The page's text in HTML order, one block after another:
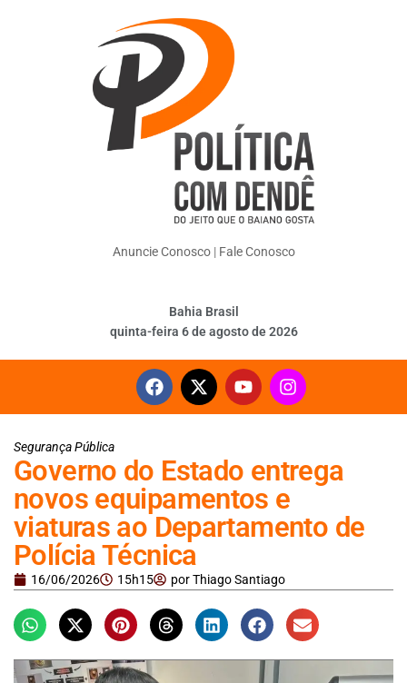
Anuncie Conosco| Fale Conosco
Bahia Brasil
quinta-feira 6 de agosto de 2026
Segurança Pública
Governo do Estado entrega
novos equipamentos e
viaturas ao Departamento de
Polícia Técnica
16/06/2026 15h15 porThiago Santiago